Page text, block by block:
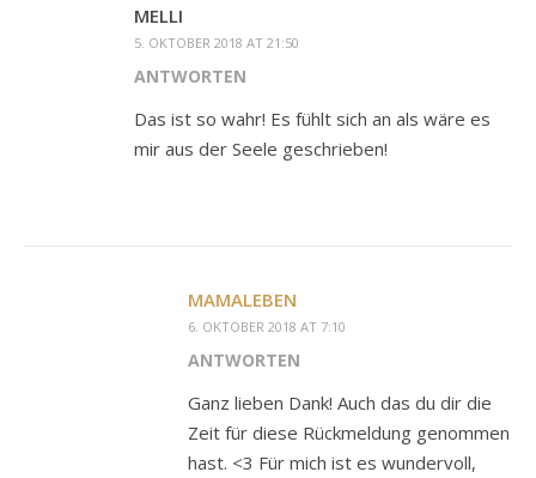
MELLI
5. OKTOBER 2018 AT 21:50
ANTWORTEN
Das ist so wahr! Es fühlt sich an als wäre es
mir aus der Seele geschrieben!
MAMALEBEN
6. OKTOBER 2018 AT 7:10
ANTWORTEN
Ganz lieben Dank! Auch das du dir die
Zeit für diese Rückmeldung genommen
hast. <3 Für mich ist es wundervoll,